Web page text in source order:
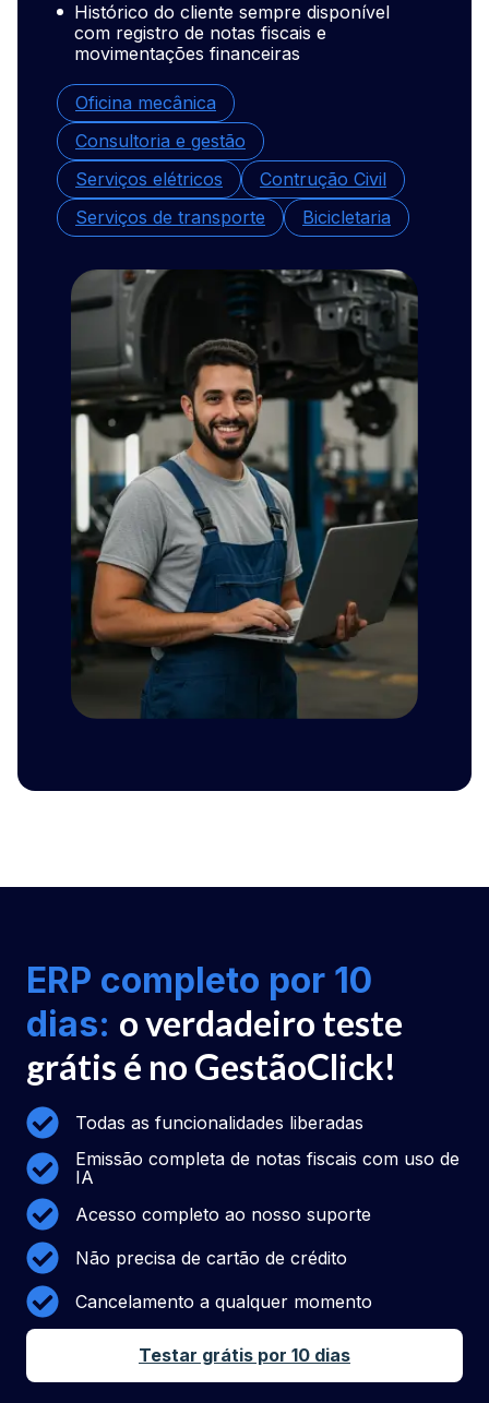
Histórico do cliente sempre disponível
com registro de notas fiscais e
movimentações financeiras
Oficina mecânica
Consultoria e gestão
Serviços elétricos
Contrução Civil
Serviços de transporte
Bicicletaria
ERP completo por 10
dias: o verdadeiro teste
grátis é no GestãoClick!
Todas as funcionalidades liberadas
Emissão completa de notas fiscais com uso de
IA
Acesso completo ao nosso suporte
Não precisa de cartão de crédito
Cancelamento a qualquer momento
Testar grátis por 10 dias